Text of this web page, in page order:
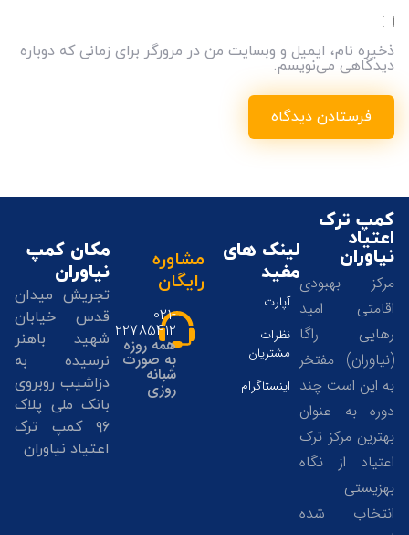
ذخیره نام، ایمیل و وبسایت من در مرورگر برای زمانی که دوباره
دیدگاهی می‌نویسم.
کمپ ترک
اعتیاد
نیاوران
مرکز بهبودی
اقامتی امید
رهایی راگا
(نیاوران) مفتخر
به این است چند
دوره به عنوان
بهترین مرکز ترک
اعتیاد از نگاه
بهزیستی
انتخاب شده
لینک های
مفید
آپارت
نظرات
مشتریان
اینستاگرام
مشاوره
رایگان
021-
22785412
همه روزه
به صورت
شبانه
روزی
مکان کمپ
نیاوران
تجریش میدان
قدس خیابان
شهید باهنر
نرسیده به
دزاشیب روبروی
بانک ملی پلاک
۹۶ کمپ ترک
اعتیاد نیاوران